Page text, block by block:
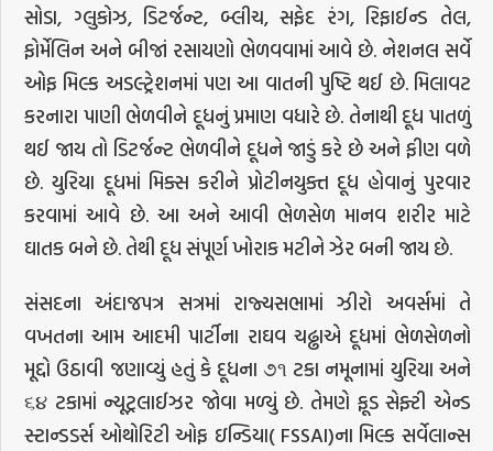
સોડા, ગ્લુકોઝ, ડિટર્જન્ટ, બ્લીચ, સફેદ રંગ, રિફાઈન્ડ તેલ,
ફોર્મેલિન અને બીજાં રસાયણો ભેળવવામાં આવે છે. નેશનલ સર્વે
ઓફ મિલ્ક અડલ્ટ્રેશનમાં પણ આ વાતની પુષ્ટિ થઈ છે. મિલાવટ
કરનારા પાણી ભેળવીને દૂધનું પ્રમાણ વધારે છે. તેનાથી દૂધ પાતળું
થઈ જાય તો ડિટર્જન્ટ ભેળવીને દૂધને જાડું કરે છે અને ફીણ વળે
છે. યુરિયા દૂધમાં મિક્સ કરીને પ્રોટીનયુક્ત દૂધ હોવાનું પુરવાર
કરવામાં આવે છે. આ અને આવી ભેળસેળ માનવ શરીર માટે
ઘાતક બને છે. તેથી દૂધ સંપૂર્ણ ખોરાક મટીને ઝેર બની જાય છે.
સંસદના અંદાજપત્ર સત્રમાં રાજ્યસભામાં ઝીરો અવર્સમાં તે
વખતના આમ આદમી પાર્ટીના રાઘવ ચઢ્ઢાએ દૂધમાં ભેળસેળનો
મૂદ્દો ઉઠાવી જણાવ્યું હતું કે દૂધના ૭૧ ટકા નમૂનામાં યુરિયા અને
૬૪ ટકામાં ન્યૂટ્રલાઈઝર જોવા મળ્યું છે. તેમણે ફૂડ સેફ્ટી એન્ડ
સ્ટાન્ડડર્સ ઓથોરિટી ઓફ ઇન્ડિયા( FSSAI)ના મિલ્ક સર્વેલાન્સ